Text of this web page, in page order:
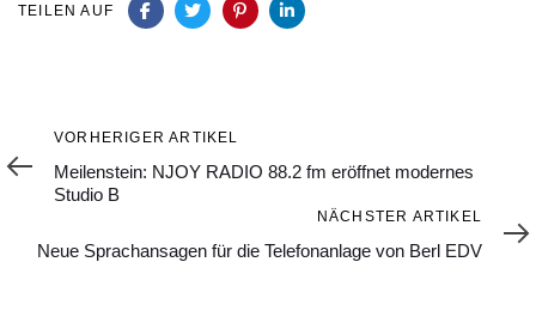
TEILEN AUF
Vorheriger
Artikel
VORHERIGER ARTIKEL
Meilenstein: NJOY RADIO 88.2 fm eröffnet modernes
Studio B
Artikel
NÄCHSTER ARTIKEL
Neue Sprachansagen für die Telefonanlage von Berl EDV